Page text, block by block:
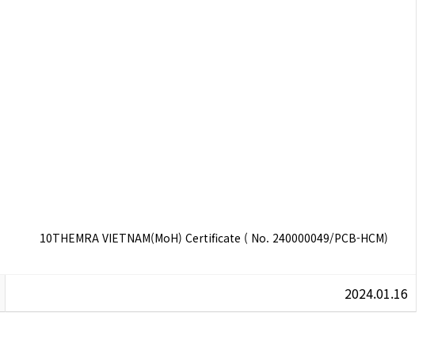
10THEMRA VIETNAM(MoH) Certificate ( No. 240000049/PCB-HCM)
2024.01.16